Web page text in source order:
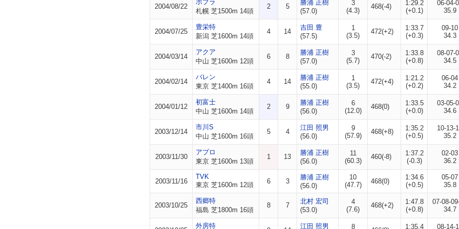
2004/08/22
ポプラ
札幌 芝1500m 14頭
2 5
勝浦 正樹
(57.0)
3
(4.3)
468(-4)
1:29.2
(+0.1)
06-04-
35.9
2004/07/25
豊栄特
新潟 芝1600m 14頭
4 14
吉田 豊
(57.5)
1
(3.5)
472(+2)
1:33.7
(+0.3)
09-10
34.3
2004/03/14
アクア
中山 芝1600m 12頭
6 8
勝浦 正樹
(57.0)
3
(5.7)
470(-2)
1:33.8
(+0.8)
08-07-
34.5
2004/02/14
バレン
東京 芝1400m 16頭
4 14
勝浦 正樹
(55.0)
1
(3.5)
472(+4)
1:21.2
(+0.2)
06-04
34.2
2004/01/12
初富士
中山 芝1600m 14頭
2 9
勝浦 正樹
(56.0)
6
(12.0)
468(0)
1:33.5
(+0.0)
03-05-
34.6
2003/12/14
市川S
中山 芝1600m 16頭
5 4
江田 照男
(56.0)
9
(57.9)
468(+8)
1:35.2
(+0.5)
10-13-
35.2
2003/11/30
アプロ
東京 芝1600m 13頭
1 13
勝浦 正樹
(56.0)
11
(60.3)
460(-8)
1:37.2
(-0.3)
02-03
36.2
2003/11/16
TVK
東京 芝1600m 12頭
6 3
勝浦 正樹
(56.0)
10
(47.7)
468(0)
1:34.6
(+0.5)
05-07
35.8
2003/10/25
西郷特
福島 芝1800m 16頭
8 7
北村 宏司
(53.0)
4
(7.6)
468(+2)
1:47.8
(+0.8)
07-08-
34.7
外房特 江田 照男 8 1:35.4 08-14-